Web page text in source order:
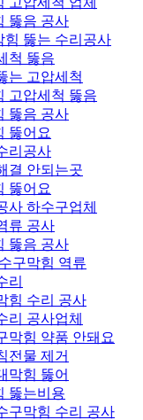
뚫음 공사
힘 뚫는 수리공사
척 뚫음
는 고압세척
고압세척 뚫음
뚫음 공사
뚫어요
리공사
결 안되는곳
뚫어요
사 하수구업체
류 공사
뚫음 공사
구막힘 역류
리
힘 수리 공사
리 공사업체
막힘 약품 안돼요
전물 제거
막힘 뚫어
뚫는비용
구막힘 수리 공사